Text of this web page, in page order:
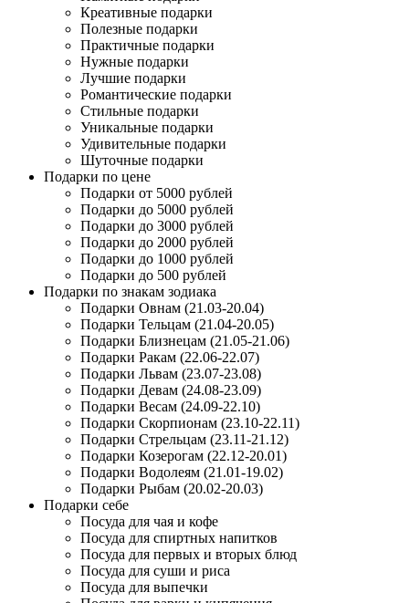
Креативные подарки
Полезные подарки
Практичные подарки
Нужные подарки
Лучшие подарки
Романтические подарки
Стильные подарки
Уникальные подарки
Удивительные подарки
Шуточные подарки
Подарки по цене
Подарки от 5000 рублей
Подарки до 5000 рублей
Подарки до 3000 рублей
Подарки до 2000 рублей
Подарки до 1000 рублей
Подарки до 500 рублей
Подарки по знакам зодиака
Подарки Овнам (21.03-20.04)
Подарки Тельцам (21.04-20.05)
Подарки Близнецам (21.05-21.06)
Подарки Ракам (22.06-22.07)
Подарки Львам (23.07-23.08)
Подарки Девам (24.08-23.09)
Подарки Весам (24.09-22.10)
Подарки Скорпионам (23.10-22.11)
Подарки Стрельцам (23.11-21.12)
Подарки Козерогам (22.12-20.01)
Подарки Водолеям (21.01-19.02)
Подарки Рыбам (20.02-20.03)
Подарки себе
Посуда для чая и кофе
Посуда для спиртных напитков
Посуда для первых и вторых блюд
Посуда для суши и риса
Посуда для выпечки